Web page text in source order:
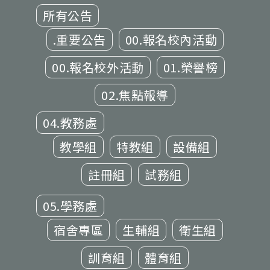
所有公告
.重要公告
00.報名校內活動
00.報名校外活動
01.榮譽榜
02.焦點報導
04.教務處
教學組
特教組
設備組
註冊組
試務組
05.學務處
宿舍專區
生輔組
衛生組
訓育組
體育組